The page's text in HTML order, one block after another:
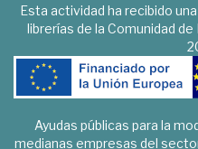
Esta actividad ha recibido
librerías de la Comunidad
Ayudas públicas para la
medianas empresas del